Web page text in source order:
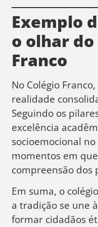
Exemplo
o olhar do
Franco
No Colégio
realidade
Seguindo os
excelência
socioemocional
momentos em
compreensão dos
Em suma, o
a tradição se une
formar cidadãos